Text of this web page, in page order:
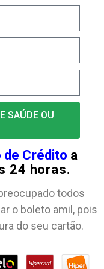
SAÚDE OU
de Crédito a
24 horas.
todos
o boleto amil, pois
do seu cartão.